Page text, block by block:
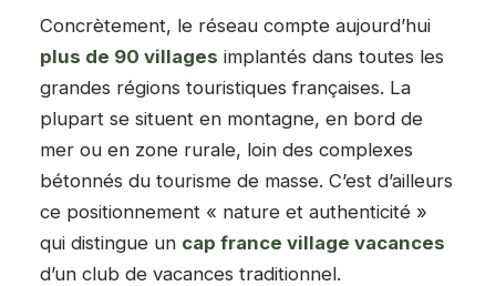
Concrètement, le réseau compte aujourd’hui
plus de 90 villages implantés dans toutes les
grandes régions touristiques françaises. La
plupart se situent en montagne, en bord de
mer ou en zone rurale, loin des complexes
bétonnés du tourisme de masse. C’est d’ailleurs
ce positionnement « nature et authenticité »
qui distingue un cap france village vacances
d’un club de vacances traditionnel.